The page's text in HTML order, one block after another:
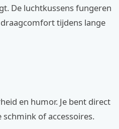
De luchtkussens fungeren
tijdens lange
en humor. Je bent direct
of accessoires.